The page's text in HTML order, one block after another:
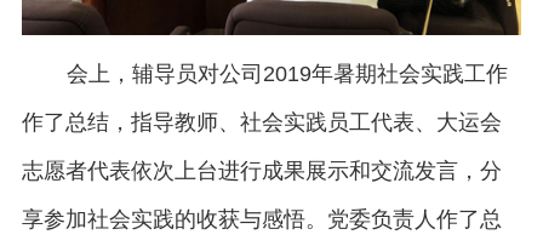
会上，辅导员对公司2019年暑期社会实践工作
作了总结，指导教师、社会实践员工代表、大运会
志愿者代表依次上台进行成果展示和交流发言，分
享参加社会实践的收获与感悟。党委负责人作了总